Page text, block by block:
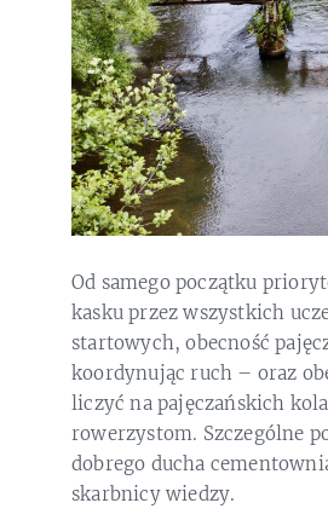
Od samego początku
kasku przez wszystkich
startowych, obecność
koordynując ruch – oraz
liczyć na pajęczańskich
rowerzystom. Szczególne
dobrego ducha
skarbnicy wiedzy.